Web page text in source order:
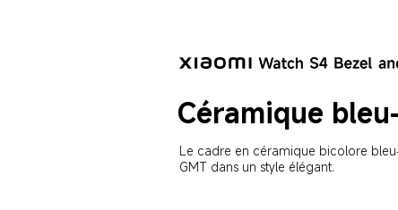
Céramique
Le cadre en céramique bicolore
GMT dans un style élégant.